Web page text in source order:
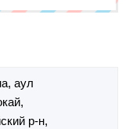
аул
р-н,